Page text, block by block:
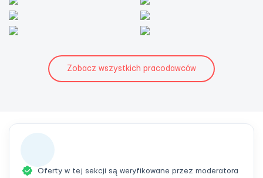
Zobacz wszystkich pracodawców
Oferty w tej sekcji są weryfikowane przez moderatora